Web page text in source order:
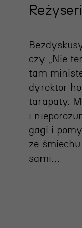
czy „Nie
tam
dyrektor
tarapaty.
i
gagi i
ze
sami…